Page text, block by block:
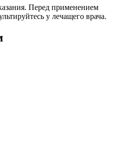
Перед применением
у лечащего врача.